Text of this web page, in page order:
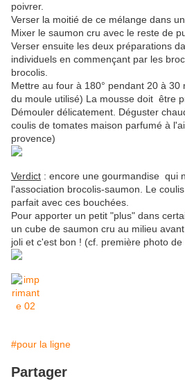
poivrer.
Verser la moitié de ce mélange dans
Mixer le saumon cru avec le reste de
Verser ensuite les deux préparations
individuels en commençant par les
brocolis.
Mettre au four à 180° pendant 20 à
du moule utilisé) La mousse doit être
Démouler délicatement. Déguster
coulis de tomates maison parfumé à
provence)
Verdict : encore une gourmandise qui
l'association brocolis-saumon. Le
parfait avec ces bouchées.
Pour apporter un petit "plus" dans
un cube de saumon cru au milieu
joli et c'est bon ! (cf. première photo de
#pour la ligne
Partager